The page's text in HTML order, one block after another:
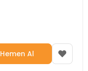
Hemen Al